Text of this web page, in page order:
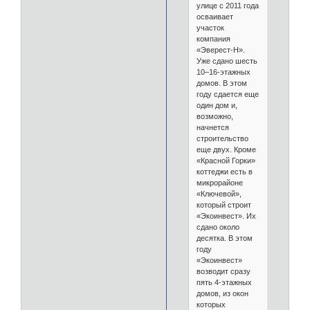
улице с 2011 года
осваивает
участок
компания
«Эверест-Н».
Уже сдано шесть
10–16-этажных
домов. В этом
году сдается еще
один дом и,
возможно,
начнется
строительство
еще двух. Кроме
«Красной Горки»
коттеджи есть в
микрорайоне
«Ключевой»,
который строит
«Экоинвест». Их
сдано около
десятка. В этом
году
«Экоинвест»
возводит сразу
пять 4-этажных
домов, из окон
которых